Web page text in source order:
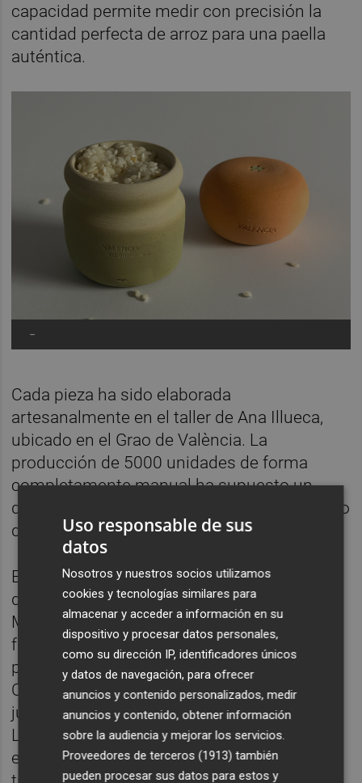
capacidad permite medir con precisión la
cantidad perfecta de arroz para una paella
auténtica.
-
Cada pieza ha sido elaborada
artesanalmente en el taller de Ana Illueca,
ubicado en el Grao de València. La
producción de 5000 unidades de forma
completamente manual ha supuesto un
desafío técnico, especialmente en el proceso
de torneado y decoración a mano.
El barro has sido adquirido a 6 Km del taller
de Ana illueca, y los tapones de corcho de la
Mandarina Salero, cuyo proveedor es una
famosa tienda del centro de Valencia,
provienen de alcornoques de la zona de
Castellón. En su manufactura han trabajado
junto a Ana illueca su equipo de ceramistas.
Las piezas creadas y su diseño no solo
evocan la tradición valenciana, sino que
Uso responsable de sus
datos
Nosotros y nuestros socios utilizamos
cookies y tecnologías similares para
almacenar y acceder a información en su
dispositivo y procesar datos personales,
como su dirección IP, identificadores únicos
y datos de navegación, para ofrecer
anuncios y contenido personalizados, medir
anuncios y contenido, obtener información
sobre la audiencia y mejorar los servicios.
Proveedores de terceros (1913) también
pueden procesar sus datos para estos y